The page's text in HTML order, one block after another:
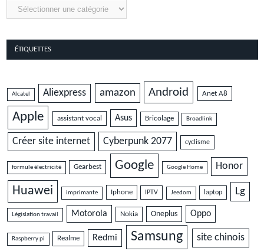
Catégories
ÉTIQUETTES
Alcatel Aliexpress amazon Android Anet A8
Apple assistant vocal Asus Bricolage Broadlink
Créer site internet Cyberpunk 2077 cyclisme
formule électricité Gearbest Google Google Home Honor
Huawei imprimante Iphone IPTV Jeedom laptop Lg
Législation travail Motorola Nokia Oneplus Oppo
Raspberry pi Realme Redmi Samsung site chinois